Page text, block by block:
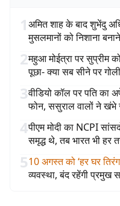
1अमित शाह के बाद शुभेंदु
मुसलमानों को निशाना
2महुआ मोईत्रा पर सुप्रीम
पूछा- क्या सब सीने पर
3वीडियो कॉल पर पति का
फोन, ससुराल वालों ने खंभे
4पीएम मोदी का NCPI
समृद्ध थे, तब भारत भी हर
510 अगस्त को ‘हर घर
व्यवस्था, बंद रहेंगी प्रमुख